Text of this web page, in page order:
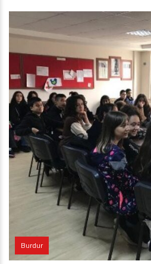
Burdur